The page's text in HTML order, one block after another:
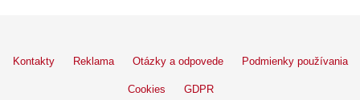
Kontakty Reklama Otázky a odpovede Podmienky používania
Cookies GDPR